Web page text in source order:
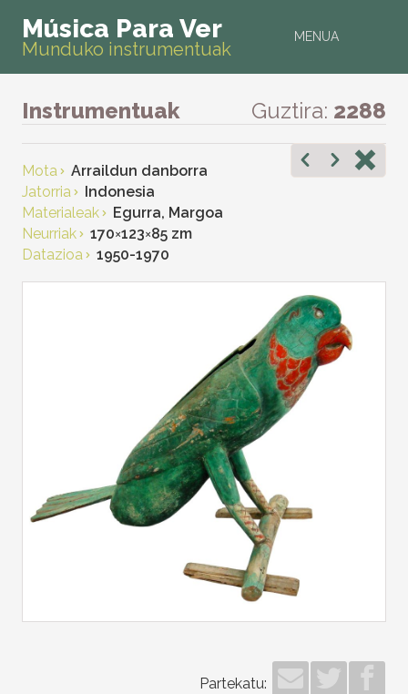
MENUA
Música Para Ver
Munduko instrumentuak
Instrumentuak Guztira: 2288
Mota
Arraildun danborra
Jatorria
Indonesia
Materialeak
Egurra, Margoa
Neurriak
170×123×85 zm
Datazioa
1950-1970
Partekatu: